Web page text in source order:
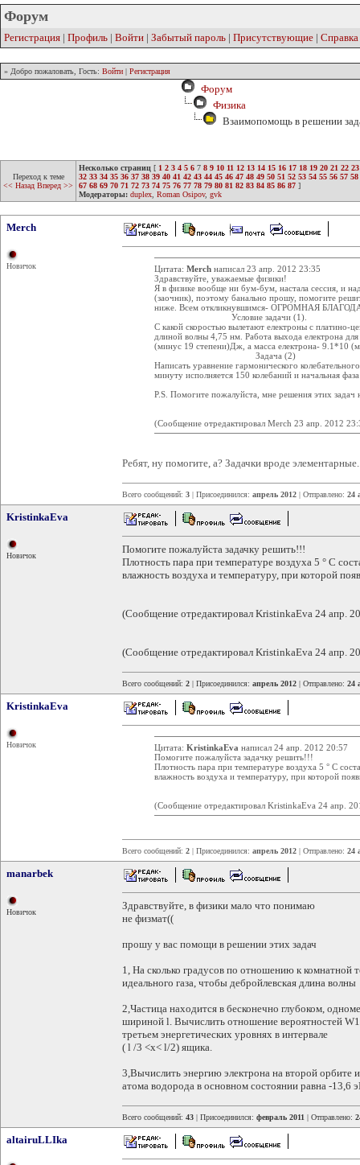
Форум
Регистрация | Профиль | Войти | Забытый пароль | Присутствующие | Справка
» Добро пожаловать, Гость: Войти | Регистрация
Форум
Физика
Взаимопомощь в решении
Переход к теме
<< Назад Вперед >>
Несколько страниц [ 1 2 3 4 5 6 7 8 9 10 11 12 13 14 15 16 17 18 19 20 21 22 23
32 33 34 35 36 37 38 39 40 41 42 43 44 45 46 47 48 49 50 51 52 53 54 55 56 57 58
67 68 69 70 71 72 73 74 75 76 77 78 79 80 81 82 83 84 85 86 87 ]
Модераторы: duplex Roman Osipov, gvk
Merch
Новичок Цитата: Merch написал 23 апр. 2012 23:35
Здравствуйте, уважаемые физики!
Я в физике вообще ни бум-бум, настала сессия, и
(заочник), поэтому банально прошу, помогите
ниже. Всем откликнувшимся- ОГРОМНАЯ
Условие задачи (1).
С какой скоростью вылетают електроны с платино-
длиной волны 4,75 нм. Работа выхода електрона
(минус 19 степени)Дж, а масса електрона- 9.1*10
Задача (2)
Написать уравнение гармонического
минуту исполняется 150 колебаний и начальная
P.S. Помогите пожалуйста, мне решения этих задач
(Сообщение отредактировал Merch 23 апр. 2012
Ребят, ну помогите, а? Задачки вроде
Всего сообщений: 3 | Присоединился: апрель 2012 | Отправлено: 24
KristinkaEva
Новичок
Помогите пожалуйста задачку решить!!!
Плотность пара при температуре воздуха 5 ° С
влажность воздуха и температуру, при которой
(Сообщение отредактировал KristinkaEva 24 апр.
(Сообщение отредактировал KristinkaEva 24 апр.
Всего сообщений: 2 | Присоединился: апрель 2012 | Отправлено: 24
KristinkaEva
Новичок Цитата: KristinkaEva написал 24 апр. 2012 20:57
Помогите пожалуйста задачку решить!!!
Плотность пара при температуре воздуха 5 ° С
влажность воздуха и температуру, при которой
(Сообщение отредактировал KristinkaEva 24 апр.
Всего сообщений: 2 | Присоединился: апрель 2012 | Отправлено: 24
manarbek
Новичок
Здравствуйте, в физики мало что понимаю
не физмат((
прошу у вас помощи в решении этих задач
1, На сколько градусов по отношению к комнатной
идеального газа, чтобы дебройлевская длина
2,Частица находится в бесконечно глубоком,
шириной l. Вычислить отношение вероятностей
третьем энергетических уровнях в интервале
( l /3 <х< l/2) ящика.
3,Вычислить энергию электрона на второй орбите
атома водорода в основном состоянии равна -13,6
Всего сообщений: 43 | Присоединился: февраль 2011 | Отправлено:
altairuLLIka